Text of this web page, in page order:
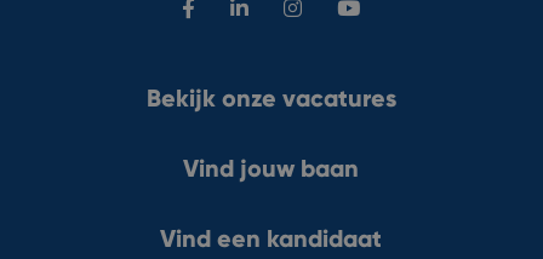
Bekijk onze vacatures
Vind jouw baan
Vind een kandidaat